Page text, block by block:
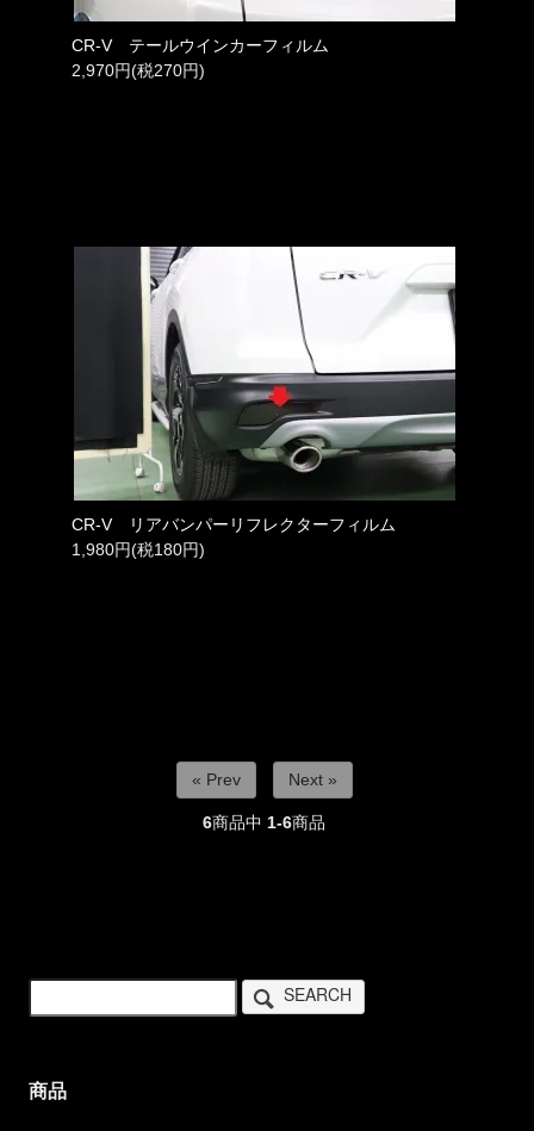
CR-V テールウインカーフィルム
2,970円(税270円)
CR-V リアバンパーリフレクターフィルム
1,980円(税180円)
« Prev Next »
6商品中 1-6商品
SEARCH
商品